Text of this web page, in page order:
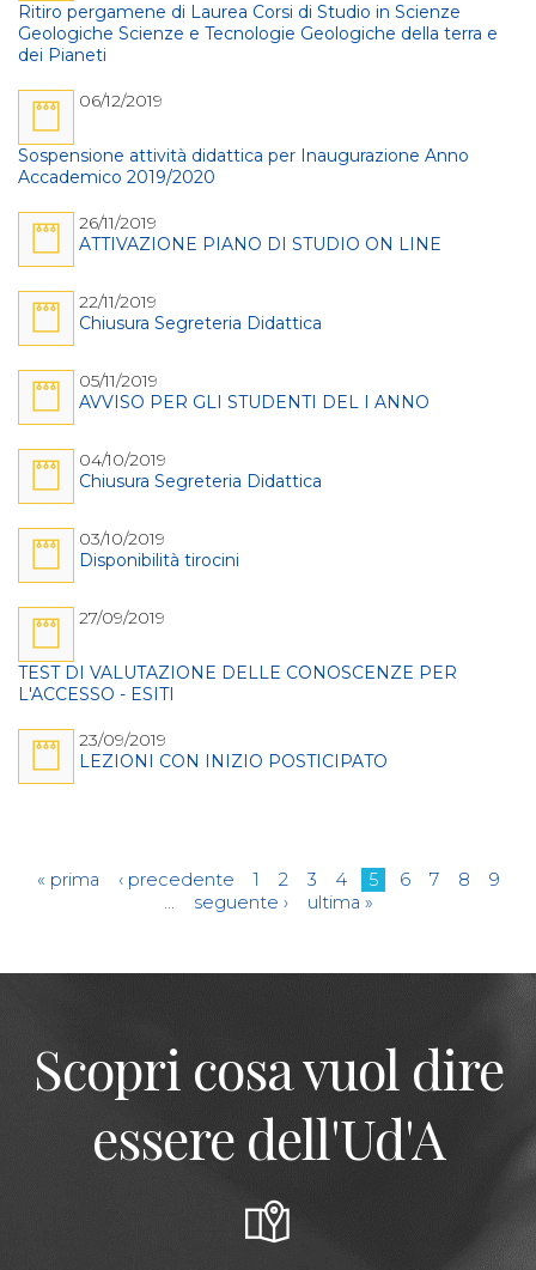
Ritiro pergamene di Laurea Corsi di Studio in Scienze
Geologiche Scienze e Tecnologie Geologiche della terra e
dei Pianeti
06/12/2019
Sospensione attività didattica per Inaugurazione Anno
Accademico 2019/2020
26/11/2019
ATTIVAZIONE PIANO DI STUDIO ON LINE
22/11/2019
Chiusura Segreteria Didattica
05/11/2019
AVVISO PER GLI STUDENTI DEL I ANNO
04/10/2019
Chiusura Segreteria Didattica
03/10/2019
Disponibilità tirocini
27/09/2019
TEST DI VALUTAZIONE DELLE CONOSCENZE PER
L'ACCESSO - ESITI
23/09/2019
LEZIONI CON INIZIO POSTICIPATO
« prima ‹ precedente 1 2 3 4 5 6 7 8
9
…
seguente › ultima »
Scopri cosa vuol dire
essere dell'Ud'A